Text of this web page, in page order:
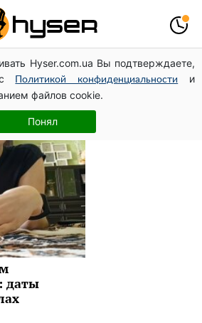
Hyser.com.ua Вы подтверждаете,
с
Политикой конфиденциальности
и
файлов cookie.
Понял
даты